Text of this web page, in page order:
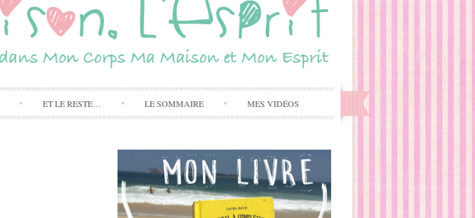
ET LE RESTE… LE SOMMAIRE MES VIDÉOS